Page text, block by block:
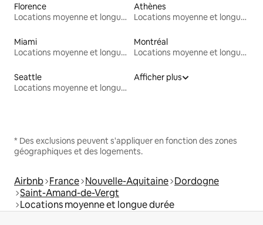
Florence
Locations moyenne et longue durée
Athènes
Locations moyenne et longue durée
Miami
Locations moyenne et longue durée
Montréal
Locations moyenne et longue durée
Seattle
Locations moyenne et longue durée
Afficher plus
* Des exclusions peuvent s'appliquer en fonction des zones
géographiques et des logements.
Airbnb France Nouvelle-Aquitaine Dordogne
Saint-Amand-de-Vergt
Locations moyenne et longue durée